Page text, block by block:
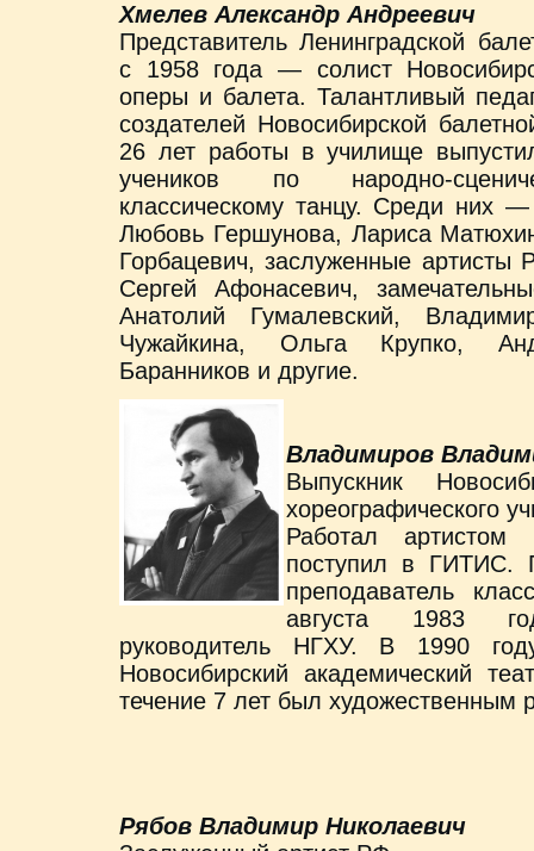
Хмелев Александр Андреевич
Представитель Ленинградской
с 1958 года — солист
оперы и балета. Талантливый
создателей Новосибирской
26 лет работы в училище
учеников по народно-
классическому танцу. Среди них
Любовь Гершунова, Лариса
Горбацевич, заслуженные
Сергей Афонасевич,
Анатолий Гумалевский,
Чужайкина, Ольга Крупко,
Баранников и другие.
Владимиров
Выпускник
хореографического
Работал
поступил в ГИТИС.
преподаватель
августа 1983
руководитель НГХУ. В 1990
Новосибирский академический
течение 7 лет был художественным
Рябов Владимир Николаевич